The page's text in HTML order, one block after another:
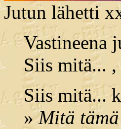
Jutun lähetti
Vastineena
Siis mitä...
Siis mitä...
»Mitä